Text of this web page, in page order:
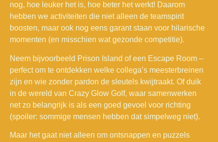
nog, hoe leuker het is, hoe beter het werkt! Daarom
hebben we activiteiten die niet alleen de teamspirit
boosten, maar ook nog eens garant staan voor hilarische
momenten (en misschien wat gezonde competitie).
Neem bijvoorbeeld Prison Island of een Escape Room –
perfect om te ontdekken welke collega’s meesterbreinen
zijn en wie zonder pardon de sleutels kwijtraakt. Of duik
in de wereld van Crazy Glow Golf, waar samenwerken
net zo belangrijk is als een goed gevoel voor richting
(spoiler: sommige mensen hebben dat simpelweg niet).
Maar het gaat niet alleen om ontsnappen en puzzels